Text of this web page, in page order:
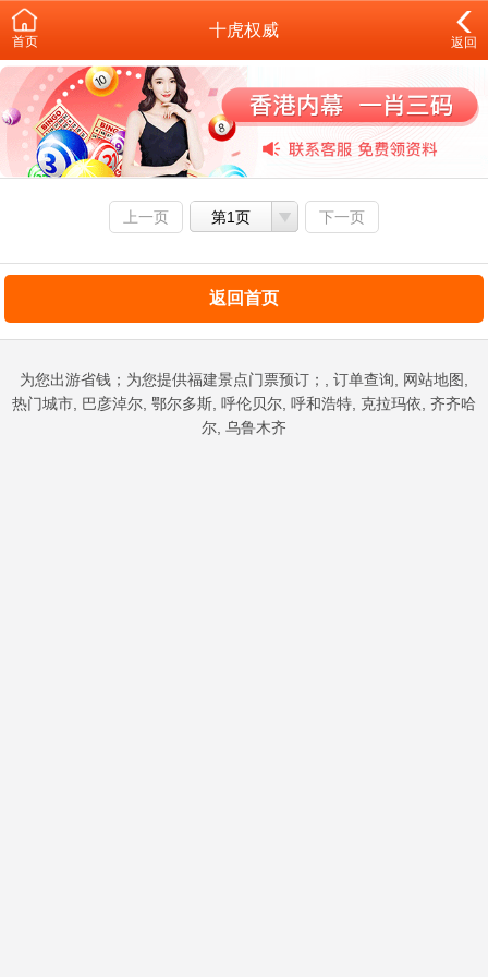
首页
十虎权威
返回
上一页 第1页 下一页
返回首页
为您出游省钱；为您提供福建景点门票预订；, 订单查询, 网站地图,
热门城市, 巴彦淖尔, 鄂尔多斯, 呼伦贝尔, 呼和浩特, 克拉玛依, 齐齐哈
尔, 乌鲁木齐